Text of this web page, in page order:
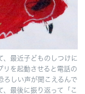
、最近子どものしつけに
リを起動させると電話の
ろしい声が聞こえるんで
最後に振り返って「こ